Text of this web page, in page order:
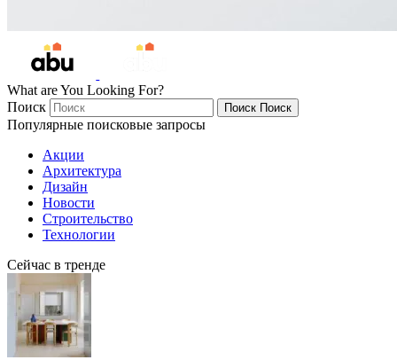
What are You Looking For?
Поиск
Поиск Поиск
Популярные поисковые запросы
Акции
Архитектура
Дизайн
Новости
Строительство
Технологии
Сейчас в тренде